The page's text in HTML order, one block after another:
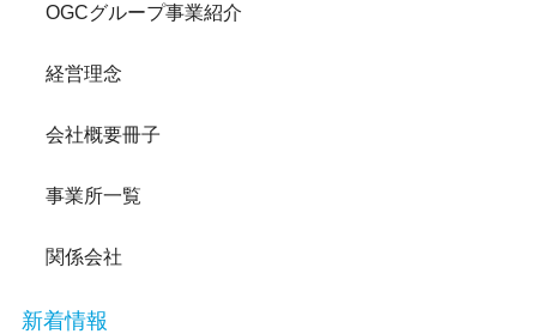
OGCグループ事業紹介
経営理念
会社概要冊子
事業所一覧
関係会社
新着情報